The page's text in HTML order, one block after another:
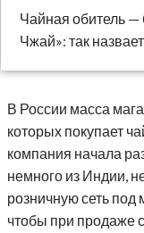
Чайная обитель —
Чжай»: так
В России масса
которых покупает
компания начала
немного из Индии,
розничную сеть под
чтобы при продаже